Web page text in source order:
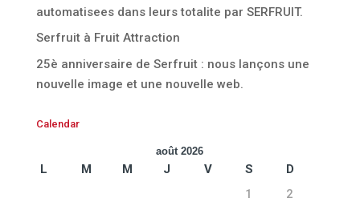
automatisees dans leurs totalite par SERFRUIT.
Serfruit à Fruit Attraction
25è anniversaire de Serfruit : nous lançons une
nouvelle image et une nouvelle web.
Calendar
août 2026
L M M J V S
D
1
2